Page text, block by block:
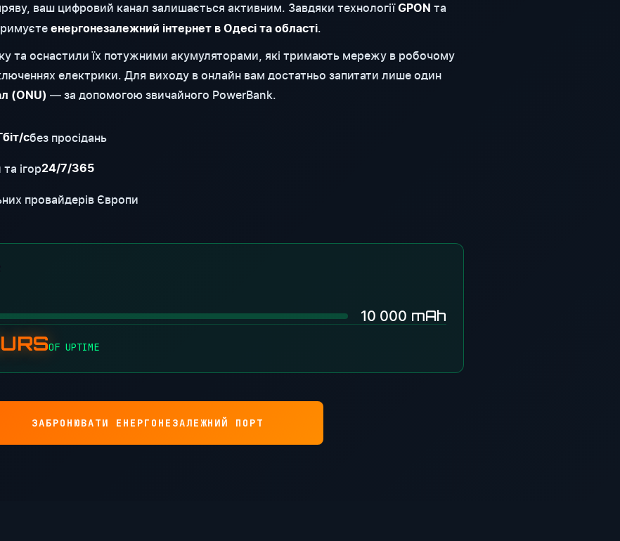
ваш цифровий канал залишається активним. Завдяки технологіїGPON та
енергонезалежний інтернет в Одесі та області.
та оснастили їх потужними акумуляторами, які тримають мережу в робочому
електрики. Для виходу в онлайн вам достатньо запитати лише один
(ONU) — за допомогою звичайного PowerBank.
сбез просідань
ігор24/7/365
провайдерів Європи
10 000 mAh
OF UPTIME
ЗАБРОНЮВАТИ ЕНЕРГОНЕЗАЛЕЖНИЙ ПОРТ